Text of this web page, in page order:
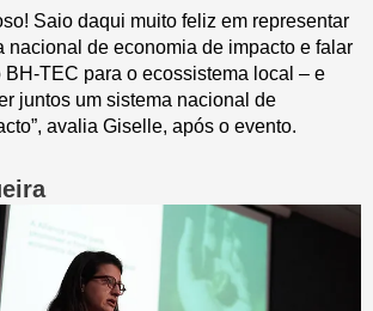
Saio daqui muito feliz em representar
nacional de economia de impacto e falar
TEC para o ecossistema local – e
juntos um sistema nacional de
avalia Giselle, após o evento.